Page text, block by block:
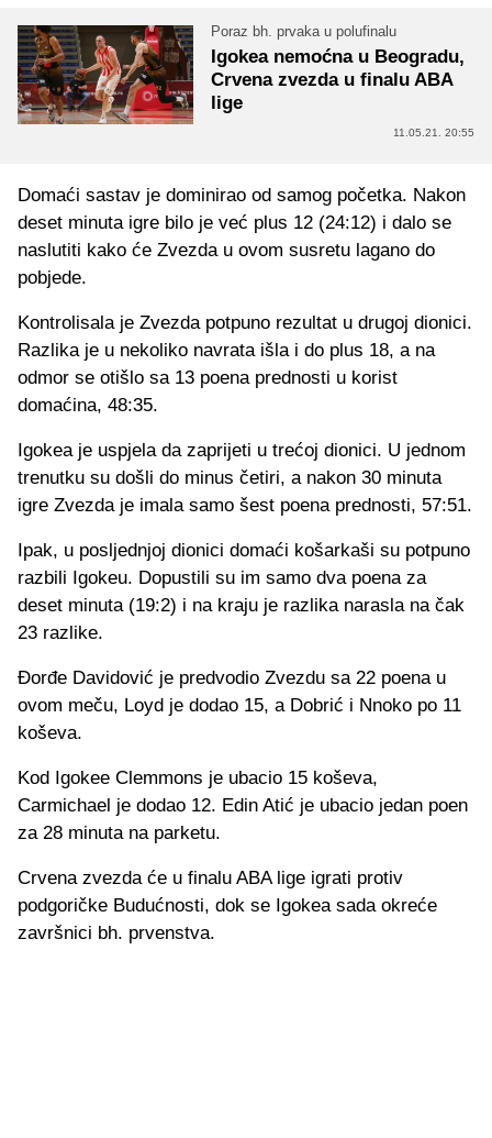
Poraz bh. prvaka u polufinalu
Igokea nemoćna u Beogradu,
Crvena zvezda u finalu ABA
lige
11.05.21. 20:55
Domaći sastav je dominirao od samog početka. Nakon
deset minuta igre bilo je već plus 12 (24:12) i dalo se
naslutiti kako će Zvezda u ovom susretu lagano do
pobjede.
Kontrolisala je Zvezda potpuno rezultat u drugoj dionici.
Razlika je u nekoliko navrata išla i do plus 18, a na
odmor se otišlo sa 13 poena prednosti u korist
domaćina, 48:35.
Igokea je uspjela da zaprijeti u trećoj dionici. U jednom
trenutku su došli do minus četiri, a nakon 30 minuta
igre Zvezda je imala samo šest poena prednosti, 57:51.
Ipak, u posljednjoj dionici domaći košarkaši su potpuno
razbili Igokeu. Dopustili su im samo dva poena za
deset minuta (19:2) i na kraju je razlika narasla na čak
23 razlike.
Đorđe Davidović je predvodio Zvezdu sa 22 poena u
ovom meču, Loyd je dodao 15, a Dobrić i Nnoko po 11
koševa.
Kod Igokee Clemmons je ubacio 15 koševa,
Carmichael je dodao 12. Edin Atić je ubacio jedan poen
za 28 minuta na parketu.
Crvena zvezda će u finalu ABA lige igrati protiv
podgoričke Budućnosti, dok se Igokea sada okreće
završnici bh. prvenstva.